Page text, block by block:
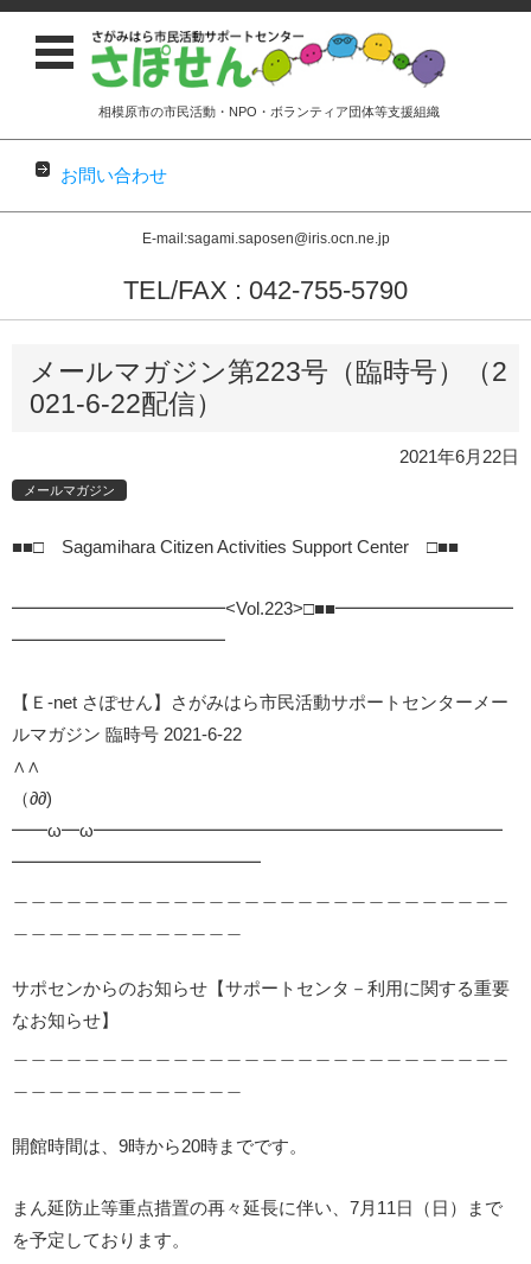
相模原市の市民活動・NPO・ボランティア団体等支援組織
お問い合わせ
E-mail:sagami.saposen@iris.ocn.ne.jp
TEL/FAX : 042-755-5790
コンテンツに移動
メールマガジン第223号（臨時号）（2
021-6-22配信）
2021年6月22日
メールマガジン
■■□ Sagamihara Citizen Activities Support Center □■■
━━━━━━━━━━━━<Vol.223>□■■━━━━━━━━━━
━━━━━━━━━━━━
【Ｅ-net さぽせん】さがみはら市民活動サポートセンターメー
ルマガジン 臨時号 2021-6-22
∧∧
（∂∂)
━━ω━ω━━━━━━━━━━━━━━━━━━━━━━━
━━━━━━━━━━━━━━
サポセンからのお知らせ【サポートセンタ－利用に関する重要
なお知らせ】
開館時間は、9時から20時までです。
まん延防止等重点措置の再々延長に伴い、7月11日（日）まで
を予定しております。